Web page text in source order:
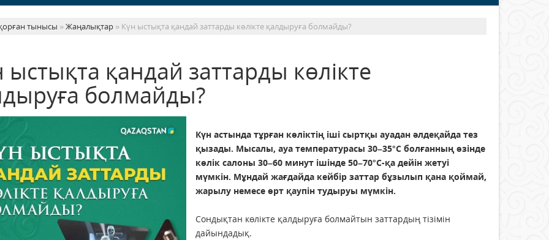
тынысы »Жаңалықтар » Күн ыстықта қандай заттарды көлікте қалдыруға болмайды?
ыстықта қандай заттарды көлікте
болмайды?
Күн астында тұрған көліктің іші сыртқы ауадан әлдеқайда тез
қызады. Мысалы, ауа температурасы 30–35°C болғанның өзінде
көлік салоны 30–60 минут ішінде 50–70°C-қа дейін жетуі
мүмкін. Мұндай жағдайда кейбір заттар бұзылып қана қоймай,
жарылу немесе өрт қаупін тудыруы мүмкін.
Сондықтан көлікте қалдыруға болмайтын заттардың тізімін
дайындадық.